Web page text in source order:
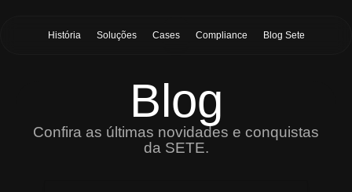
História Soluções Cases Compliance Blog Sete
Blog
Confira as últimas novidades e conquistas
da SETE.